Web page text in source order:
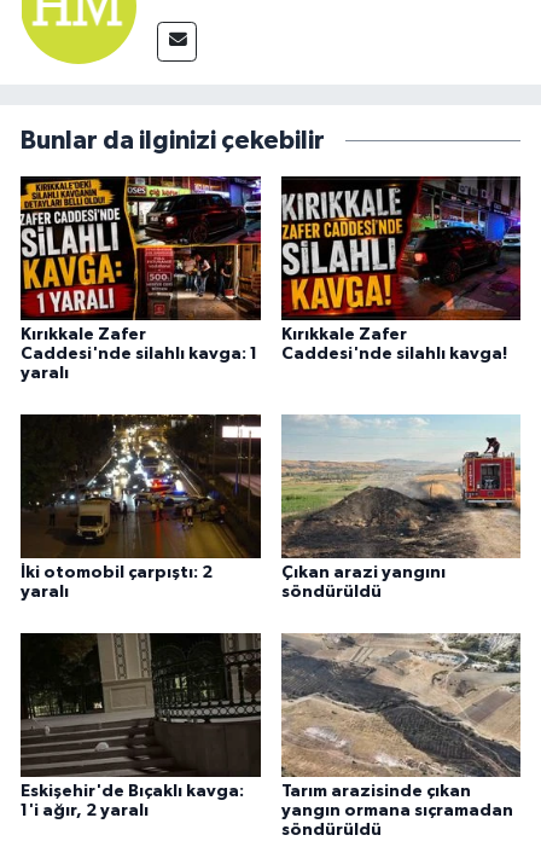
Bunlar da ilginizi çekebilir
Kırıkkale Zafer
Caddesi'nde silahlı kavga: 1
yaralı
Kırıkkale Zafer
Caddesi'nde silahlı kavga!
İki otomobil çarpıştı: 2
yaralı
Çıkan arazi yangını
söndürüldü
Eskişehir'de Bıçaklı kavga:
1'i ağır, 2 yaralı
Tarım arazisinde çıkan
yangın ormana sıçramadan
söndürüldü